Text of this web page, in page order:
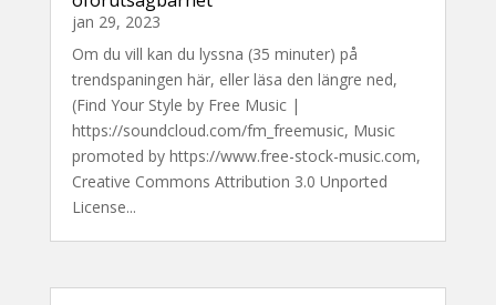
jan 29, 2023
Om du vill kan du lyssna (35 minuter) på
trendspaningen här, eller läsa den längre ned,
(Find Your Style by Free Music |
https://soundcloud.com/fm_freemusic, Music
promoted by https://www.free-stock-music.com,
Creative Commons Attribution 3.0 Unported
License...